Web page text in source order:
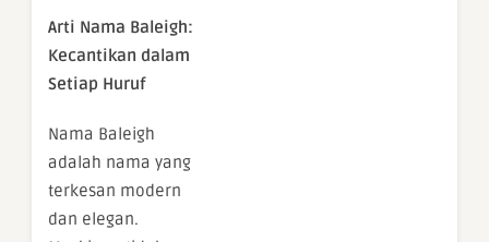
Arti Nama Baleigh:
Kecantikan dalam
Setiap Huruf
Nama Baleigh
adalah nama yang
terkesan modern
dan elegan.